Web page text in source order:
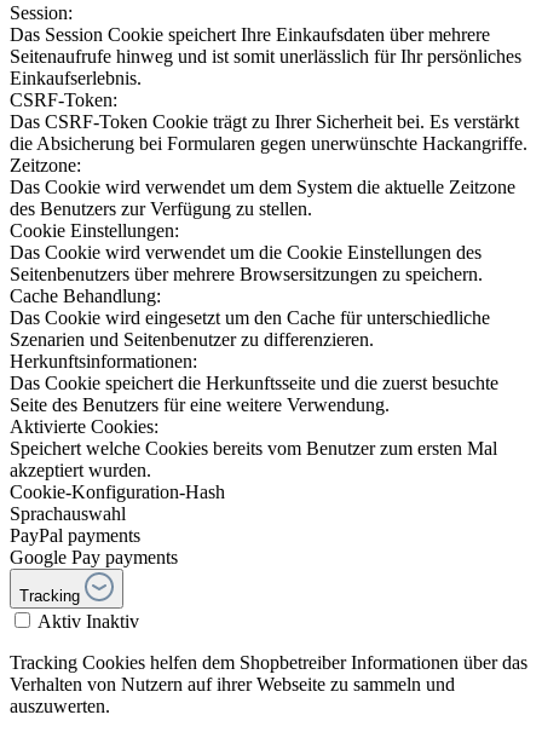
Session:
Das Session Cookie speichert Ihre Einkaufsdaten über mehrere
Seitenaufrufe hinweg und ist somit unerlässlich für Ihr persönliches
Einkaufserlebnis.
CSRF-Token:
Das CSRF-Token Cookie trägt zu Ihrer Sicherheit bei. Es verstärkt
die Absicherung bei Formularen gegen unerwünschte Hackangriffe.
Zeitzone:
Das Cookie wird verwendet um dem System die aktuelle Zeitzone
des Benutzers zur Verfügung zu stellen.
Cookie Einstellungen:
Das Cookie wird verwendet um die Cookie Einstellungen des
Seitenbenutzers über mehrere Browsersitzungen zu speichern.
Cache Behandlung:
Das Cookie wird eingesetzt um den Cache für unterschiedliche
Szenarien und Seitenbenutzer zu differenzieren.
Herkunftsinformationen:
Das Cookie speichert die Herkunftsseite und die zuerst besuchte
Seite des Benutzers für eine weitere Verwendung.
Aktivierte Cookies:
Speichert welche Cookies bereits vom Benutzer zum ersten Mal
akzeptiert wurden.
Cookie-Konfiguration-Hash
Sprachauswahl
PayPal payments
Google Pay payments
Tracking
Aktiv Inaktiv
Tracking Cookies helfen dem Shopbetreiber Informationen über das
Verhalten von Nutzern auf ihrer Webseite zu sammeln und
auszuwerten.